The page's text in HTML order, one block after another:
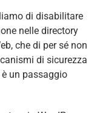
di disabilitare
nelle directory
che di per sé non
di sicurezza
un passaggio